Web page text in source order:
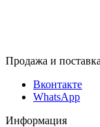
Продажа и
Вконтакте
WhatsApp
Информация